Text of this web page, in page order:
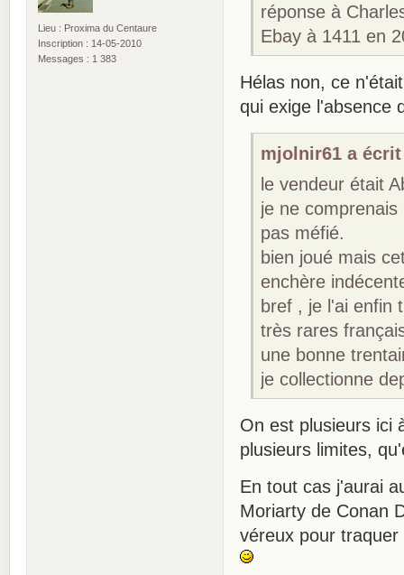
Lieu : Proxima du Centaure
Inscription : 14-05-2010
Messages : 1 383
réponse à
Ebay à 1411 en
Hélas non, ce
qui exige l'absence
mjolnir61 a
le vendeur était
je ne
pas méfié.
bien joué mais
enchère
bref , je l'ai enfin
très rares
une bonne
je collectionne
On est plusieurs ici
plusieurs limites,
En tout cas j'aurai
Moriarty de Conan
véreux pour